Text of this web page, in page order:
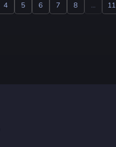
4 5 6 7 8 ... 11